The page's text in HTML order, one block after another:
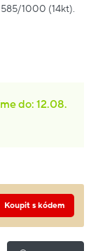
1000 (14kt).
do: 12.08.
Koupit s kódem